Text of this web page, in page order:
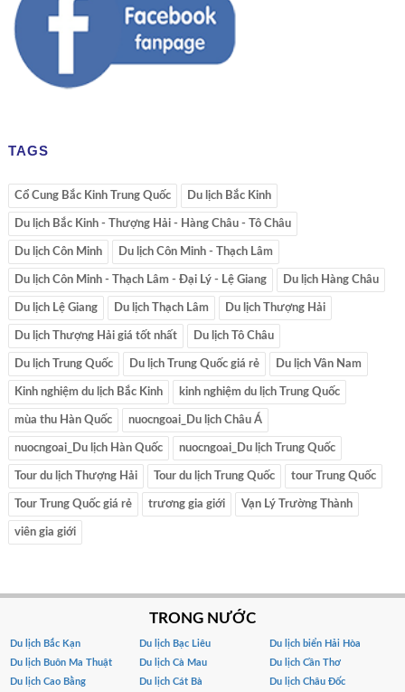
TAGS
Cổ Cung Bắc Kinh Trung Quốc Du lịch Bắc Kinh
Du lịch Bắc Kinh - Thượng Hải - Hàng Châu - Tô Châu
Du lịch Côn Minh Du lịch Côn Minh - Thạch Lâm
Du lịch Côn Minh - Thạch Lâm - Đại Lý - Lệ Giang Du lịch Hàng Châu
Du lịch Lệ Giang Du lịch Thạch Lâm Du lịch Thượng Hải
Du lịch Thượng Hải giá tốt nhất Du lịch Tô Châu
Du lịch Trung Quốc Du lịch Trung Quốc giá rẻ Du lịch Vân Nam
Kinh nghiệm du lịch Bắc Kinh kinh nghiệm du lịch Trung Quốc
mùa thu Hàn Quốc nuocngoai_Du lịch Châu Á
nuocngoai_Du lịch Hàn Quốc nuocngoai_Du lịch Trung Quốc
Tour du lịch Thượng Hải Tour du lịch Trung Quốc tour Trung Quốc
Tour Trung Quốc giá rẻ trương gia giới Vạn Lý Trường Thành
viên gia giới
TRONG NƯỚC
Du lịch Bắc Kạn Du lịch Bạc Liêu
Du lịch biển Hải Hòa
Du lịch Buôn Ma Thuật
Du lịch Cà Mau
Du lịch Cần Thơ
Du lịch Cao Bằng
Du lịch Cát Bà
Du lịch Châu Đốc